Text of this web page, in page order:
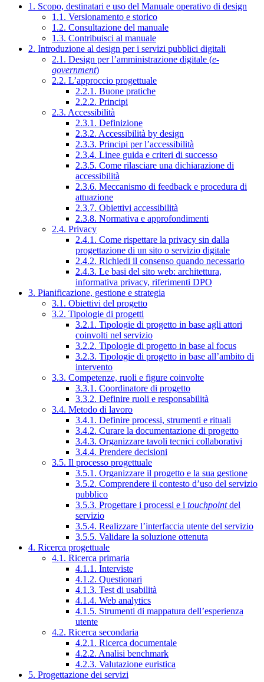
1. Scopo, destinatari e uso del Manuale operativo di design
1.1. Versionamento e storico
1.2. Consultazione del manuale
1.3. Contribuisci al manuale
2. Introduzione al design per i servizi pubblici digitali
2.1. Design per l’amministrazione digitale (e-
government)
2.2. L’approccio progettuale
2.2.1. Buone pratiche
2.2.2. Principi
2.3. Accessibilità
2.3.1. Definizione
2.3.2. Accessibilità by design
2.3.3. Principi per l’accessibilità
2.3.4. Linee guida e criteri di successo
2.3.5. Come rilasciare una dichiarazione di
accessibilità
2.3.6. Meccanismo di feedback e procedura di
attuazione
2.3.7. Obiettivi accessibilità
2.3.8. Normativa e approfondimenti
2.4. Privacy
2.4.1. Come rispettare la privacy sin dalla
progettazione di un sito o servizio digitale
2.4.2. Richiedi il consenso quando necessario
2.4.3. Le basi del sito web: architettura,
informativa privacy, riferimenti DPO
3. Pianificazione, gestione e strategia
3.1. Obiettivi del progetto
3.2. Tipologie di progetti
3.2.1. Tipologie di progetto in base agli attori
coinvolti nel servizio
3.2.2. Tipologie di progetto in base al focus
3.2.3. Tipologie di progetto in base all’ambito di
intervento
3.3. Competenze, ruoli e figure coinvolte
3.3.1. Coordinatore di progetto
3.3.2. Definire ruoli e responsabilità
3.4. Metodo di lavoro
3.4.1. Definire processi, strumenti e rituali
3.4.2. Curare la documentazione di progetto
3.4.3. Organizzare tavoli tecnici collaborativi
3.4.4. Prendere decisioni
3.5. Il processo progettuale
3.5.1. Organizzare il progetto e la sua gestione
3.5.2. Comprendere il contesto d’uso del servizio
pubblico
3.5.3. Progettare i processi e i touchpointdel
servizio
3.5.4. Realizzare l’interfaccia utente del servizio
3.5.5. Validare la soluzione ottenuta
4. Ricerca progettuale
4.1. Ricerca primaria
4.1.1. Interviste
4.1.2. Questionari
4.1.3. Test di usabilità
4.1.4. Web analytics
4.1.5. Strumenti di mappatura dell’esperienza
utente
4.2. Ricerca secondaria
4.2.1. Ricerca documentale
4.2.2. Analisi benchmark
4.2.3. Valutazione euristica
5. Progettazione dei servizi